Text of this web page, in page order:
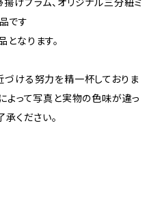
げプラム、オリジナル三分紐ミ
です
なります。
ける努力を精一杯しておりま
よって写真と実物の色味が違っ
ください。